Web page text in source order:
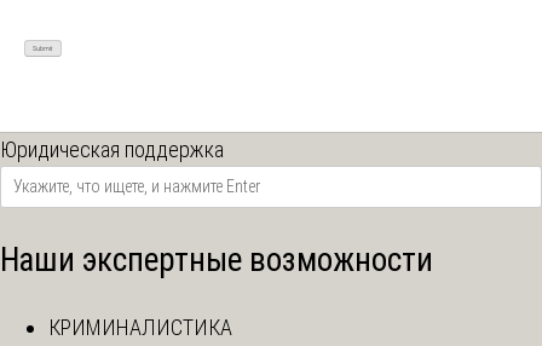
Юридическая поддержка
Наши экспертные возможности
КРИМИНАЛИСТИКА